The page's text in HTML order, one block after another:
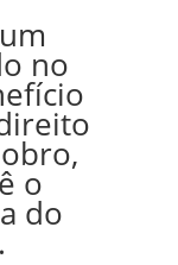
no
o
do